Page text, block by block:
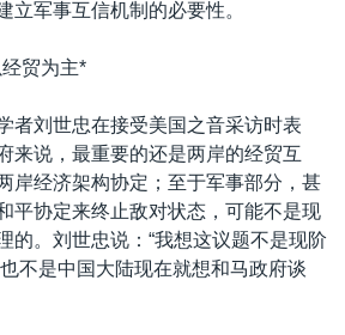
立军事互信机制的必要性。
贸为主*
者刘世忠在接受美国之音采访时表
来说，最重要的还是两岸的经贸互
岸经济架构协定；至于军事部分，甚
平协定来终止敌对状态，可能不是现
的。刘世忠说：“我想这议题不是现阶
不是中国大陆现在就想和马政府谈